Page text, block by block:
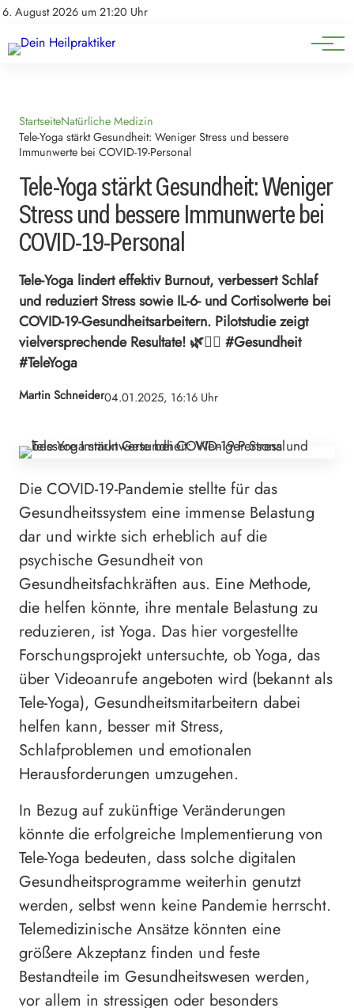
6. August 2026 um 21:20 Uhr
Impressum
Natürliche Medizin
Heilpflanzen & Kräuterkunde
StartseiteNatürliche Medizin
Tele-Yoga stärkt Gesundheit: Weniger Stress und bessere
Immunwerte bei COVID-19-Personal
Tele-Yoga stärkt Gesundheit: Weniger
Stress und bessere Immunwerte bei
COVID-19-Personal
Tele-Yoga lindert effektiv Burnout, verbessert Schlaf
und reduziert Stress sowie IL-6- und Cortisolwerte bei
COVID-19-Gesundheitsarbeitern. Pilotstudie zeigt
vielversprechende Resultate! 🌿🧘‍♀️ #Gesundheit
#TeleYoga
Martin Schneider04.01.2025, 16:16 Uhr
Die COVID-19-Pandemie stellte für das
Gesundheitssystem eine immense Belastung
dar und wirkte sich erheblich auf die
psychische Gesundheit von
Gesundheitsfachkräften aus. Eine Methode,
die helfen könnte, ihre mentale Belastung zu
reduzieren, ist Yoga. Das hier vorgestellte
Forschungsprojekt untersuchte, ob Yoga, das
über Videoanrufe angeboten wird (bekannt als
Tele-Yoga), Gesundheitsmitarbeitern dabei
helfen kann, besser mit Stress,
Schlafproblemen und emotionalen
Herausforderungen umzugehen.
In Bezug auf zukünftige Veränderungen
könnte die erfolgreiche Implementierung von
Tele-Yoga bedeuten, dass solche digitalen
Gesundheitsprogramme weiterhin genutzt
werden, selbst wenn keine Pandemie herrscht.
Telemedizinische Ansätze könnten eine
größere Akzeptanz finden und feste
Bestandteile im Gesundheitswesen werden,
vor allem in stressigen oder besonders